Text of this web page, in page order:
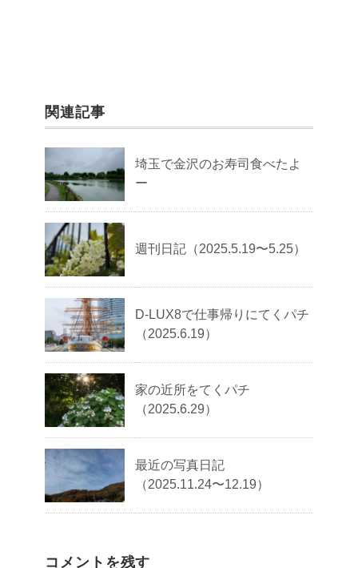
関連記事
埼玉で金沢のお寿司食べたよ
ー
週刊日記（2025.5.19〜5.25）
D-LUX8で仕事帰りにてくパチ
（2025.6.19）
家の近所をてくパチ
（2025.6.29）
最近の写真日記
（2025.11.24〜12.19）
コメントを残す